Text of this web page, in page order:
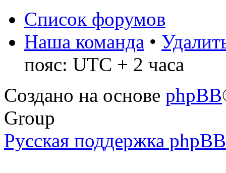
Список форумов
Наша команда •
пояс: UTC + 2 часа
Создано на основе phpBB
Group
Русская поддержка phpBB